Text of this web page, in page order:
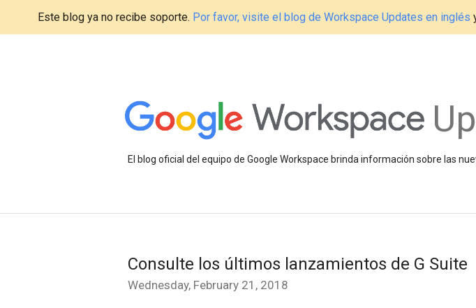
Este blog ya no recibe soporte. Por favor, visite el blog de Workspace Updates en inglés
El blog oficial del equipo de Google Workspace brinda información sobre las
Consulte los últimos lanzamientos de G Suite
Wednesday, February 21, 2018